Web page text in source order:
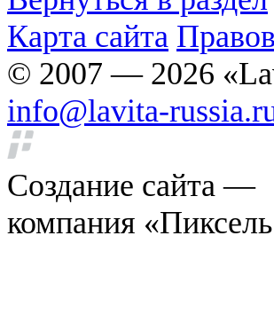
Карта сайта
© 2007 — 2026
info@lavita-
Создание сайта —
компания